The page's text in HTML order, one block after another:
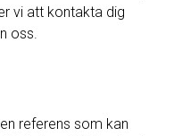
vi att kontakta dig
oss.
referens som kan